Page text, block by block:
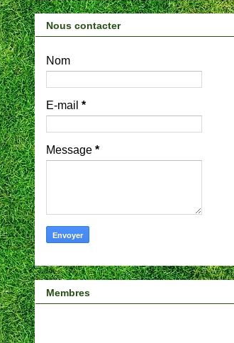
Nous contacter
Nom
E-mail *
Message *
Membres